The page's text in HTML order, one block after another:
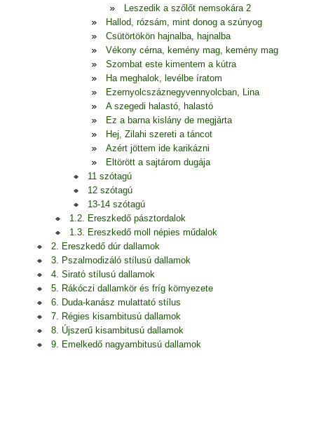
Leszedik a szőlőt nemsokára 2
Hallod, rózsám, mint donog a szúnyog
Csütörtökön hajnalba, hajnalba
Vékony cérna, kemény mag, kemény mag
Szombat este kimentem a kútra
Ha meghalok, levélbe íratom
Ezernyolcszáznegyvennyolcban, Lina
A szegedi halastó, halastó
Ez a barna kislány de megjárta
Hej, Zilahi szereti a táncot
Azért jöttem ide karikázni
Eltörött a sajtárom dugája
11 szótagú
12 szótagú
13-14 szótagú
1.2. Ereszkedő pásztordalok
1.3. Ereszkedő moll népies műdalok
2. Ereszkedő dúr dallamok
3. Pszalmodizáló stílusú dallamok
4. Sirató stílusú dallamok
5. Rákóczi dallamkör és fríg környezete
6. Duda-kanász mulattató stílus
7. Régies kisambitusú dallamok
8. Újszerű kisambitusú dallamok
9. Emelkedő nagyambitusú dallamok